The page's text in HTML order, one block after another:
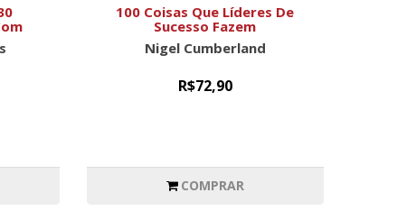
100 Coisas Que Líderes De
Sucesso Fazem
Nigel Cumberland
R$72,90
COMPRAR